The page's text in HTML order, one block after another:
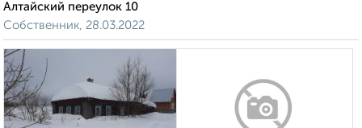
Алтайский переулок 10
Собственник, 28.03.2022